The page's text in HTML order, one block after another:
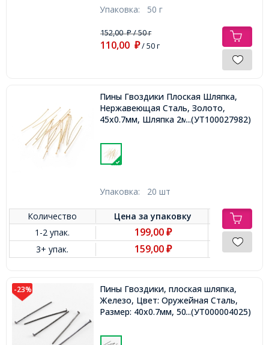
Упаковка: 50 г
152,00₽/ 50 г
110,00 ₽/ 50 г
Пины Гвоздики Плоская Шляпка,
Нержавеющая Сталь, Золото,
45х0.7мм, Шляпка 2мм,...(УТ100027982)
Упаковка: 20 шт
Количество Цена заупаковку
1-2 упак.
199,00 ₽
3+ упак. 159,00 ₽
-23%
Пины Гвоздики, плоская шляпка,
Железо, Цвет: Оружейная Сталь,
Размер: 40х0.7мм, 50г/около 290шт,
...(УТ000004025)